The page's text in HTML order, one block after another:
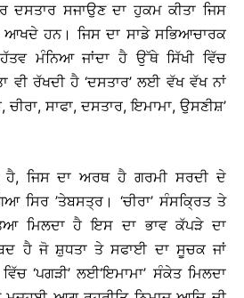
ਦਸਤਾਰ ਸਜਾਉਣ ਦਾ ਹੁਕਮ ਕੀਤਾ ਜਿਸ
ਆਖਦੇ ਹਨ। ਜਿਸ ਦਾ ਸਾਡੇ ਸਭਿਆਚਾਰਕ
ਮੰਨਿਆ ਜਾਂਦਾ ਹੈ ਉੱਥੇ ਸਿੱਖੀ ਵਿੱਚ
ਵੀ ਰੱਖਦੀ ਹੈ ‘ਦਸਤਾਰ’ ਲਈ ਵੱਖ ਵੱਖ ਨਾਂ
ਚੀਰਾ, ਸਾਫਾ, ਦਸਤਾਰ, ਇਮਾਮਾ, ਉਸਣੀਸ਼’
ਹੈ, ਜਿਸ ਦਾ ਅਰਥ ਹੈ ਗਰਮੀ ਸਰਦੀ ਦੇ
ਸਿਰ ’ਤੇਬਸਤ੍ਰ। ‘ਚੀਰਾ’ ਸੰਸਕਿ੍ਰਤ ਤੇ
ਮਿਲਦਾ ਹੈ ਇਸ ਦਾ ਭਾਵ ਕੱਪੜੇ ਦਾ
ਹੈ ਜੋ ਸ਼ੁਧਤਾ ਤੇ ਸਫਾਈ ਦਾ ਸੂਚਕ ਜਾਂ
‘ਪਗੜੀ’ ਲਈ‘ਇਮਾਮਾ’ ਸੰਕੇਤ ਮਿਲਦਾ